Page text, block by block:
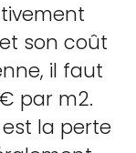
son coût
il faut
par m2.
la perte